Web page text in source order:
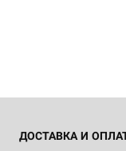
ДОСТАВКА И